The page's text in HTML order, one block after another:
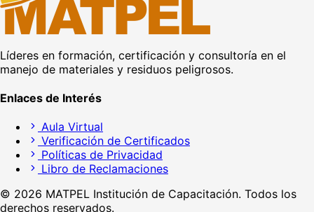
Líderes en formación, certificación y consultoría en el
manejo de materiales y residuos peligrosos.
Enlaces de Interés
Aula Virtual
Verificación de Certificados
Políticas de Privacidad
Libro de Reclamaciones
© 2026 MATPEL Institución de Capacitación. Todos los
derechos reservados.